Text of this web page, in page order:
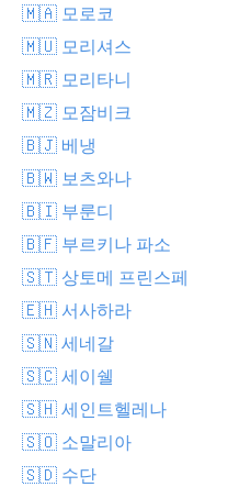
🇲🇦 모로코
🇲🇺 모리셔스
🇲🇷 모리타니
🇲🇿 모잠비크
🇧🇯 베냉
🇧🇼 보츠와나
🇧🇮 부룬디
🇧🇫 부르키나 파소
🇸🇹 상토메 프린스페
🇪🇭 서사하라
🇸🇳 세네갈
🇸🇨 세이쉘
🇸🇭 세인트헬레나
🇸🇴 소말리아
🇸🇩 수단